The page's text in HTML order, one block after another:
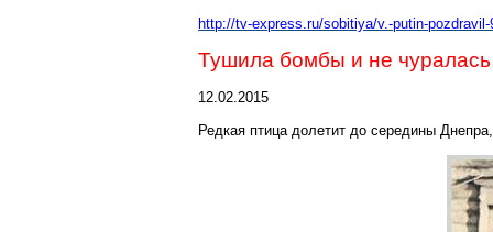
http://tv-express.ru/sobitiya/v.-putin-
Тушила бомбы и не
12.02.2015
Редкая птица долетит до середины